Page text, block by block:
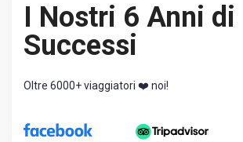
I Nostri 6 Anni di
Successi
Oltre 6000+ viaggiatori ❤️ noi!